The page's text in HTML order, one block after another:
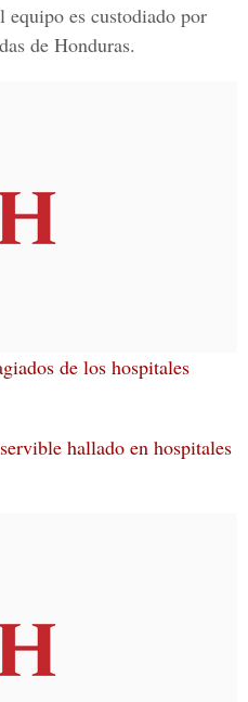
equipo es custodiado por
de Honduras.
de los hospitales
hallado en hospitales